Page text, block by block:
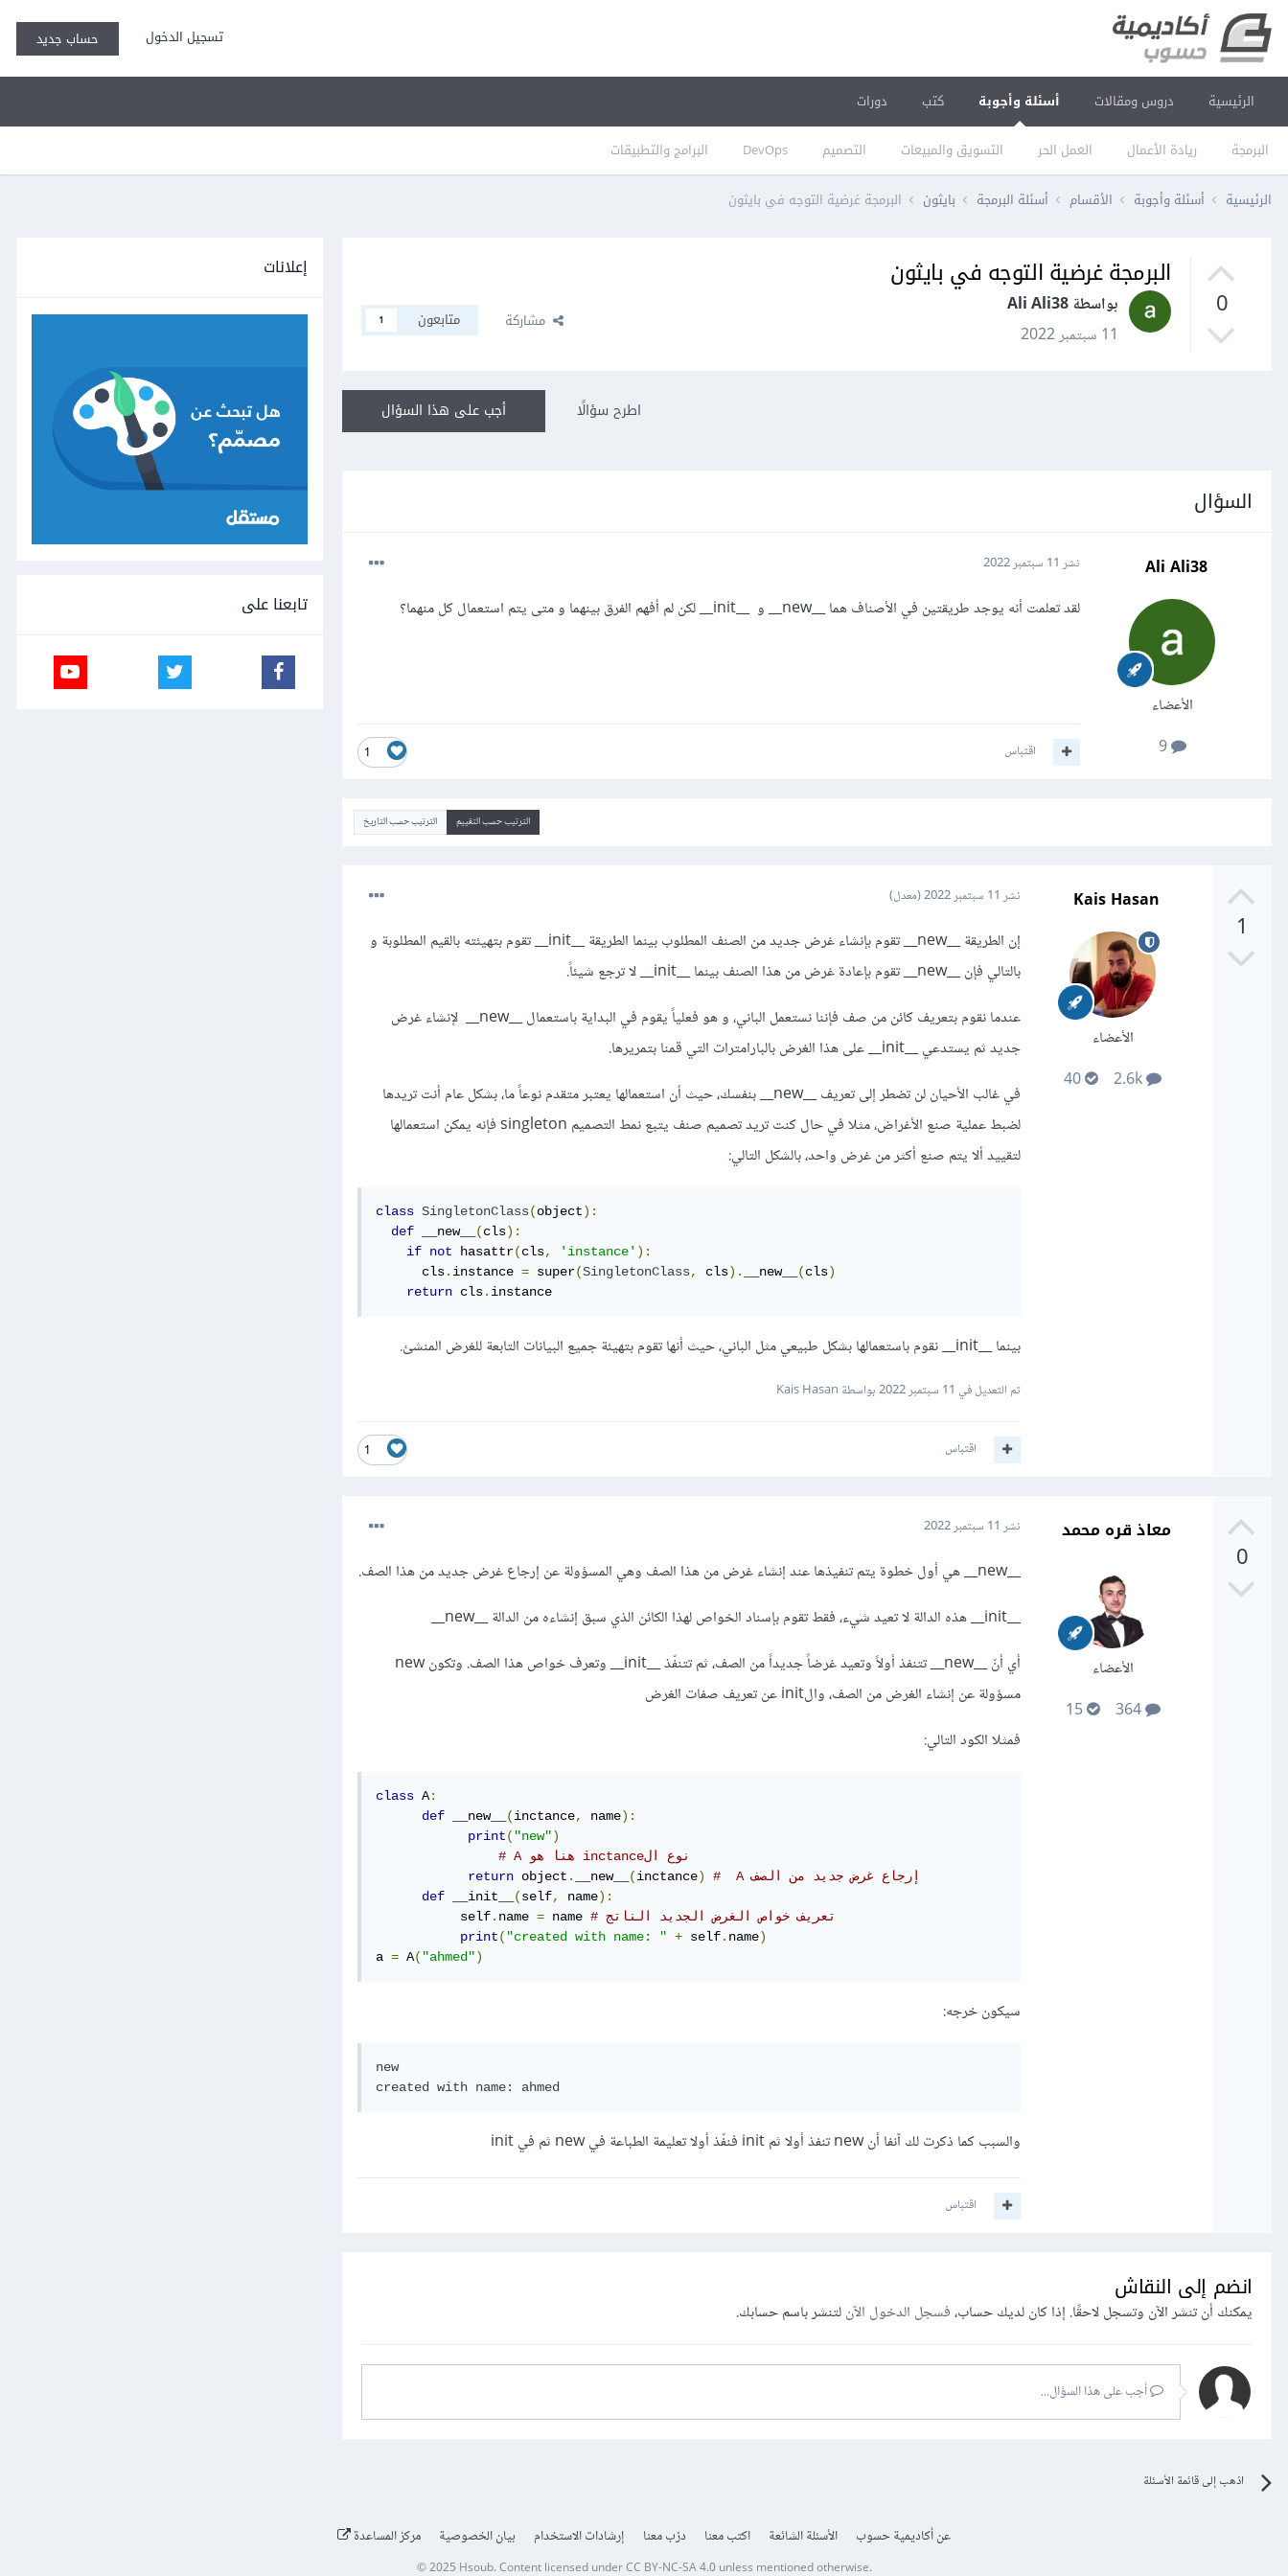
تسجيل الدخول حساب جديد
الرئيسية دروس ومقالات أسئلة وأجوبة
البرمجة ريادة الأعمال العمل الحر التسويق والمبيعات التصميم DevOps البرامج والتطبيقات
كتب دورات
الرئيسية أسئلة وأجوبة الأقسام أسئلة البرمجة بايثون البرمجة غرضية التوجه في بايثون
0
البرمجة غرضية التوجه في بايثون
بواسطة Ali Ali38
11 سبتمبر 2022
مشاركة متابعون 1
أجب على هذا السؤال اطرح سؤالًا
السؤال
Ali Ali38
الأعضاء
9
نشر 11 سبتمبر 2022
لقد تعلمت أنه يوجد طريقتين في الأصناف هما __new__ و __init__ لكن لم أفهم الفرق بينهما و متى يتم استعمال كل منهما؟
1 اقتباس
الترتيب حسب التقييم الترتيب حسب التاريخ
1
Kais Hasan
الأعضاء
نشر 11 سبتمبر 2022 (معدل)
إن الطريقة __new__ تقوم بإنشاء غرض جديد من الصنف المطلوب بينما الطريقة __init__ تقوم بتهيئته بالقيم المطلوبة و
بالتالي فإن __new__ تقوم بإعادة غرض من هذا الصنف بينما __init__ لا ترجع شيئاً.
عندما نقوم بتعريف كائن من صف فإننا نستعمل الباني، و هو فعلياً يقوم في البداية باستعمال __new__ لإنشاء غرض
جديد ثم يستدعي __init__ على هذا الغرض بالبارامترات التي قمنا بتمريرها.
في غالب الأحيان لن تضطر إلى تعريف __new__ بنفسك، حيث أن استعمالها يعتبر متقدم نوعاً ما، بشكل عام أنت تريدها
لضبط عملية صنع الأغراض، مثلا في حال كنت تريد تصميم صنف يتبع نمط التصميم singleton فإنه يمكن استعمالها
لتقييد ألا يتم صنع أكثر من غرض واحد، بالشكل التالي:
class SingletonClass(object):
def __new__ (cls):
if not hasattr(cls, 'instance' ):
      cls
. instance = super(SingletonClass, cls). __new__ (cls)
return cls. instance
بينما __init__ نقوم باستعمالها بشكل طبيعي مثل الباني، حيث أنها تقوم بتهيئة جميع البيانات التابعة للغرض المنشئ.
تم التعديل في 11 سبتمبر 2022 بواسطة Kais Hasan
1 اقتباس
0
معاذ قره محمد
الأعضاء
364
15
نشر 11 سبتمبر 2022
__new__ هي أول خطوة يتم تنفيذها عند إنشاء غرض من هذا الصف وهي المسؤولة عن إرجاع غرض جديد من هذا الصف.
__init__ هذه الدالة لا تعيد شيء، فقط تقوم بإسناد الخواص لهذا الكائن الذي سبق إنشاءه من الدالة __new__
أي أنّ __new__ تتنفذ أولاً وتعيد غرضاً جديداً من الصف، ثم تتنفّذ __init__ وتعرف خواص هذا الصف. وتكون new
مسؤولة عن إنشاء الغرض من الصف، والinit عن تعريف صفات الغرض
فمثلا الكود التالي:
class A:
def __new__ (inctance, name):
print( "new")
# A هنا هو inctanceنوع ال
return object . __new__ (inctance)
#  A إرجاع غرض جديد من الصف
def __init__ (self, name):
           self
. name = name
# تعريف خواص الغرض الجديد الناتج
print( "created with name: " + self. name)
a = A( "ahmed")
سيكون خرجه:
new
created with name: ahmed
والسبب كما ذكرت لك آنفا أن new تنفذ أولا ثم init فنفّذ أولا تعليمة الطباعة في new ثم في init
اقتباس
انضم إلى النقاش
يمكنك أن تنشر الآن وتسجل لاحقًا. إذا كان لديك حساب،فسجل الدخول الآنلتنشر باسم حسابك.
أجب على هذا السؤال...
اذهب إلى قائمة الأسئلة
إعلانات
تابعنا على
عن أكاديمية حسوب الأسئلة الشائعة اكتب معنا درّب معنا إرشادات الاستخدام بيان الخصوصية مركز المساعدة
© 2025 Hsoub.Content licensed underCC BY-NC-SA 4.0unless mentioned otherwise.